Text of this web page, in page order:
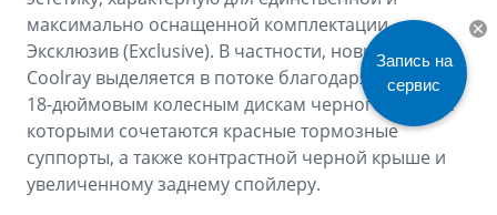
максимально оснащенной комплектации
Эксклюзив (Exclusive). В частности, новый Geely
Coolray выделяется в потоке благодаря особым
18-дюймовым колесным дискам черного цвета, с
которыми сочетаются красные тормозные
суппорты, а также контрастной черной крыше и
увеличенному заднему спойлеру.
Запись на
сервис